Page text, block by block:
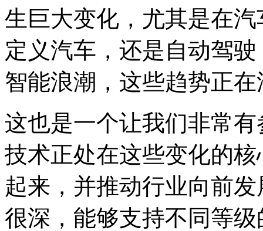
生巨大变化，尤其是在
定义汽车，还是自动驾
智能浪潮，这些趋势正
这也是一个让我们非常
技术正处在这些变化的
起来，并推动行业向前
很深，能够支持不同等